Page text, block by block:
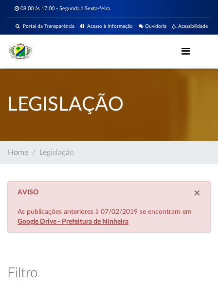
08:00 ás 17:00 - Segunda à Sexta-feira
Acessibilidade
Ouvidoria
Acesso à Informação
Portal da Transparência
LEGISLAÇÃO
Home Legislação
×
AVISO
As publicações anteriores à 07/02/2019 se encontram em
Google Drive - Prefeitura de Ninheira
Filtro